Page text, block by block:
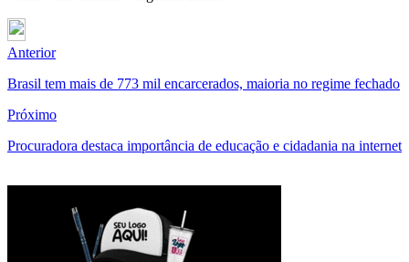
Anterior
Brasil tem mais de 773 mil encarcerados, maioria no regime fechado
Próximo
Procuradora destaca importância de educação e cidadania na internet